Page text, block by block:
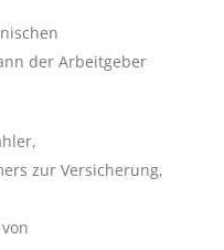
der Arbeitgeber
zur Versicherung,